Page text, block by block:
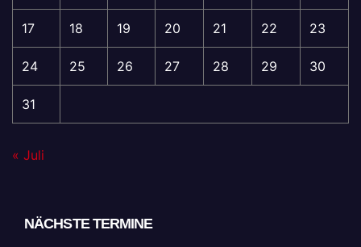
17 18 19 20 21 22 23
24 25 26 27 28 29 30
31
« Juli
NÄCHSTE TERMINE